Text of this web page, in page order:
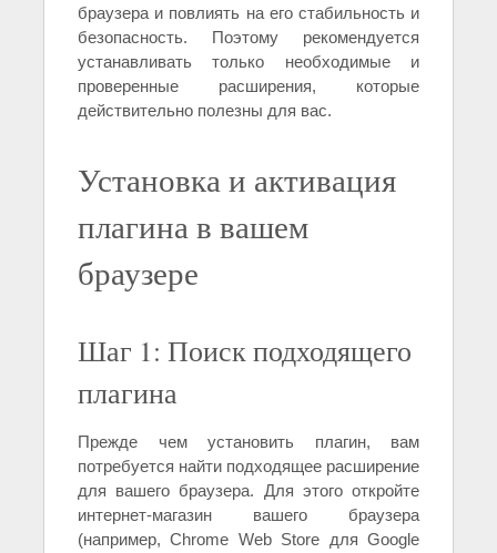
браузера и повлиять на его стабильность и
безопасность. Поэтому рекомендуется
устанавливать только необходимые и
проверенные расширения, которые
действительно полезны для вас.
Установка и активация
плагина в вашем
браузере
Шаг 1: Поиск подходящего
плагина
Прежде чем установить плагин, вам
потребуется найти подходящее расширение
для вашего браузера. Для этого откройте
интернет-магазин вашего браузера
(например, Chrome Web Store для Google